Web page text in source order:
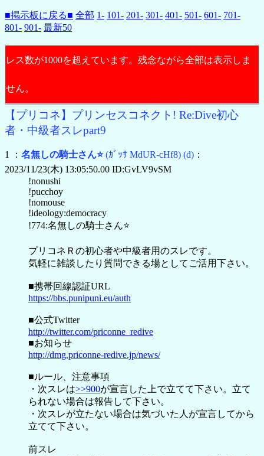
■掲示板に戻る■ 全部 1- 101- 201- 301- 401- 501- 601- 701-
801- 901- 最新50
レス数が1000を超えています。残念ながら全部は表示しま
せん。
【プリコネ】プリンセスコネクト! Re:Dive初心
者・中級者スレpart9
1 ： 名無しの騎士さん⭐(ｶﾞｯｻ MdUR-cHf8) (d) ：
2023/11/23(木) 13:05:50.00 ID:GvLV9vSM
!nonushi
!pucchoy
!nomouse
!ideology:democracy
!774:名無しの騎士さん⭐
プリコネＲの初心者や中級者用のスレです。
気軽に雑談したり質問できる場としてご活用下さい。
■携帯回線認証URL
https://bbs.punipuni.eu/auth
■公式Twitter
http://twitter.com/priconne_redive
■お知らせ
http://dmg.priconne-redive.jp/news/
■ルール、注意事項
・次スレは>>900が宣言した上で立てて下さい。立て
られない場合は報告して下さい。
・次スレが立たない場合は気づいた人が宣言してから
立てて下さい。
前スレ